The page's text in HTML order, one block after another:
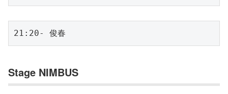
21:20- 俊春
Stage NIMBUS